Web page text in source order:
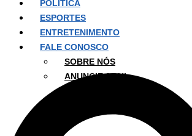
POLÍTICA
ESPORTES
ENTRETENIMENTO
FALE CONOSCO
SOBRE NÓS
ANUNCIE AQUI